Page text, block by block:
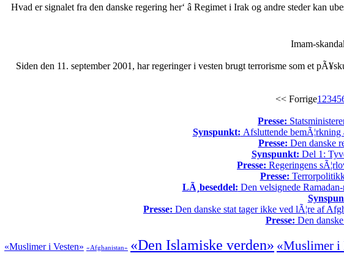
Hvad er signalet fra den danske regering her‘ â Regimet i Irak og andre steder kan
Imam-
Siden den 11. september 2001, har regeringer i vesten brugt terrorisme som et
<< Forrige1 2345
Presse:
Synspunkt: Afsluttende
Presse: Den danske
Synspunkt: Del 1:
Presse: Regeringens
Presse:
LÃ¸beseddel: Den velsignede
Presse: Den danske stat tager ikke ved lÃ¦re af
Presse: Den
«Muslimer i Vesten» «Afghanistan» «Den Islamiske verden» «Muslimer i